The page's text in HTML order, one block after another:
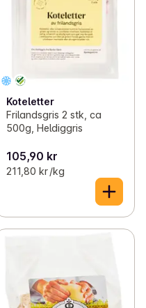
Koteletter
Frilandsgris 2 stk, ca
500g, Heldiggris
105,90 kr
211,80 kr /kg